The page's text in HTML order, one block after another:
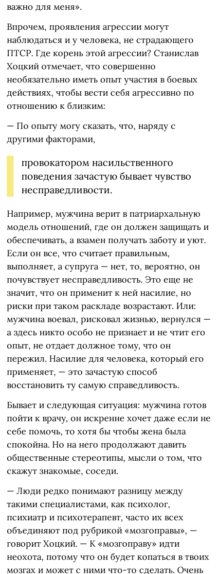
важно для меня».
Впрочем, проявления агрессии могут
наблюдаться и у человека, не страдающего
ПТСР. Где корень этой агрессии? Станислав
Хоцкий отмечает, что совершенно
необязательно иметь опыт участия в боевых
действиях, чтобы вести себя агрессивно по
отношению к близким:
— По опыту могу сказать, что, наряду с
другими факторами,
провокатором насильственного
поведения зачастую бывает чувство
несправедливости.
Например, мужчина верит в патриархальную
модель отношений, где он должен защищать и
обеспечивать, а взамен получать заботу и уют.
Если он все, что считает правильным,
выполняет, а супруга — нет, то, вероятно, он
почувствует несправедливость. Это еще не
значит, что он применит к ней насилие, но
риски при таком раскладе возрастают. Или:
мужчина воевал, рисковал жизнью, вернулся —
а здесь никто особо не признает и не чтит его
опыт, не отдает должное тому, что он
пережил. Насилие для человека, который его
применяет, — это зачастую способ
восстановить ту самую справедливость.
Бывает и следующая ситуация: мужчина готов
пойти к врачу, он искренне хочет даже если не
себе помочь, то хотя бы чтобы жена была
спокойна. Но на него продолжают давить
общественные стереотипы, мысли о том, что
скажут знакомые, соседи.
— Люди редко понимают разницу между
такими специалистами, как психолог,
психиатр и психотерапевт, часто их всех
объединяют под рубрикой «мозгоправы», —
говорит Хоцкий. — К «мозгоправу» идти
неохота, потому что он будет копаться в твоих
мозгах и может с ними что-то сделать. Очень